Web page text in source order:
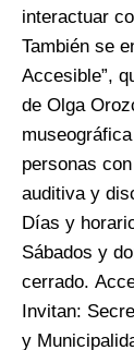
interactuar
También se
Accesible”,
de Olga
personas
auditiva y
Días y
Sábados y
cerrado.
Invitan:
y